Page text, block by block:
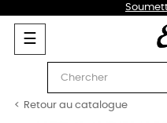
Basculer
la
navigation
☰
Retour au catalogue